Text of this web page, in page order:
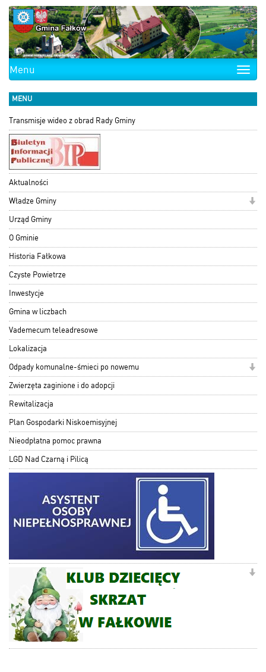
Toggle
Menu
MENU
Transmisje wideo z obrad Rady Gminy
Aktualności
Władze Gminy
Urząd Gminy
O Gminie
Historia Fałkowa
Czyste Powietrze
Inwestycje
Gmina w liczbach
Vademecum teleadresowe
Lokalizacja
Odpady komunalne-śmieci po nowemu
Zwierzęta zaginione i do adopcji
Rewitalizacja
Plan Gospodarki Niskoemisyjnej
Nieodpłatna pomoc prawna
LGD Nad Czarną i Pilicą